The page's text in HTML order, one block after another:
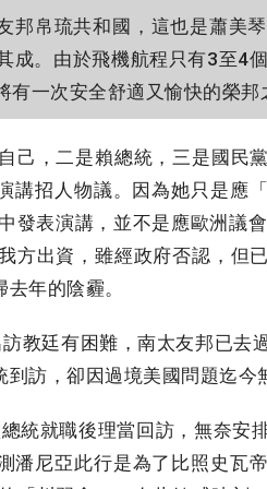
帛琉共和國，這也是蕭美
成。由於飛機航程只有3至4
一次安全舒適又愉快的榮邦
，二是賴總統，三是國民
招人物議。因為她只是應
發表演講，並不是應歐洲議
方出資，雖經政府否認，但
年的陰霾。
廷有困難，南太友邦已去
訪，卻因過境美國問題迄今
就職後理當回訪，無奈安
尼亞此行是為了比照史瓦